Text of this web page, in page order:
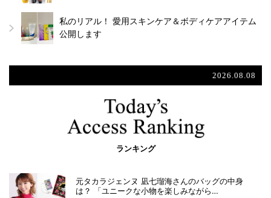
私のリアル！ 愛用スキンケア＆ボディケアアイテム
公開します
2026.08.08
ランキング
元タカラジェンヌ 凪七瑠海さんのバッグの中身
は？ 「ユニークな小物を楽しみながら…